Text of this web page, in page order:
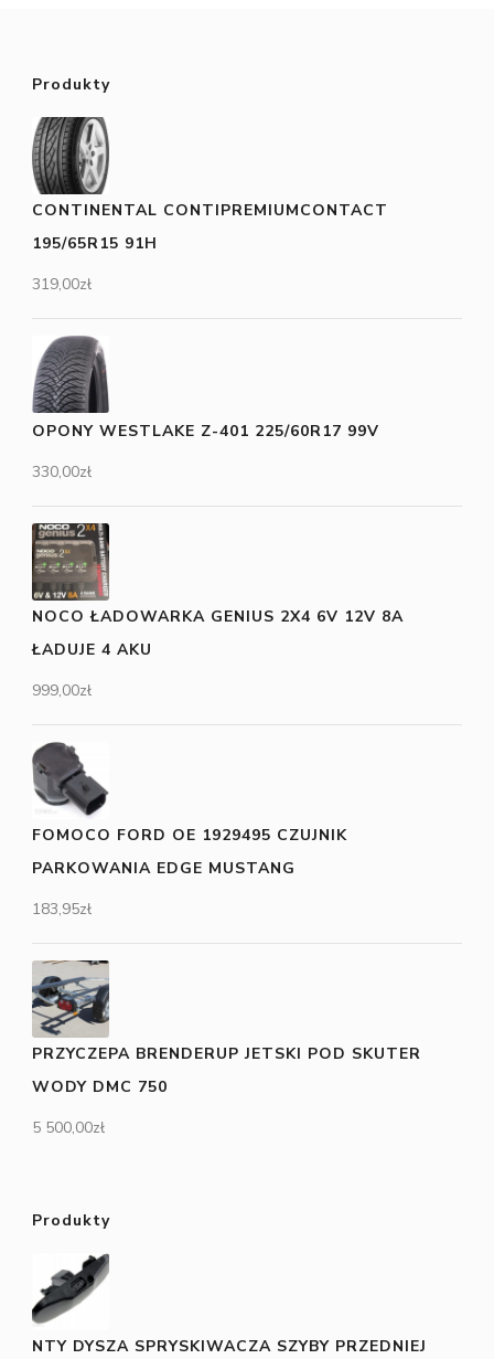
Produkty
CONTINENTAL CONTIPREMIUMCONTACT
195/65R15 91H
319,00zł
OPONY WESTLAKE Z-401 225/60R17 99V
330,00zł
NOCO ŁADOWARKA GENIUS 2X4 6V 12V 8A
ŁADUJE 4 AKU
999,00zł
FOMOCO FORD OE 1929495 CZUJNIK
PARKOWANIA EDGE MUSTANG
183,95zł
PRZYCZEPA BRENDERUP JETSKI POD SKUTER
WODY DMC 750
5 500,00zł
Produkty
NTY DYSZA SPRYSKIWACZA SZYBY PRZEDNIEJ